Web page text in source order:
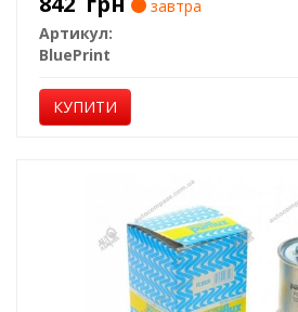
завтра
Артикул:
BluePrint
КУПИТИ